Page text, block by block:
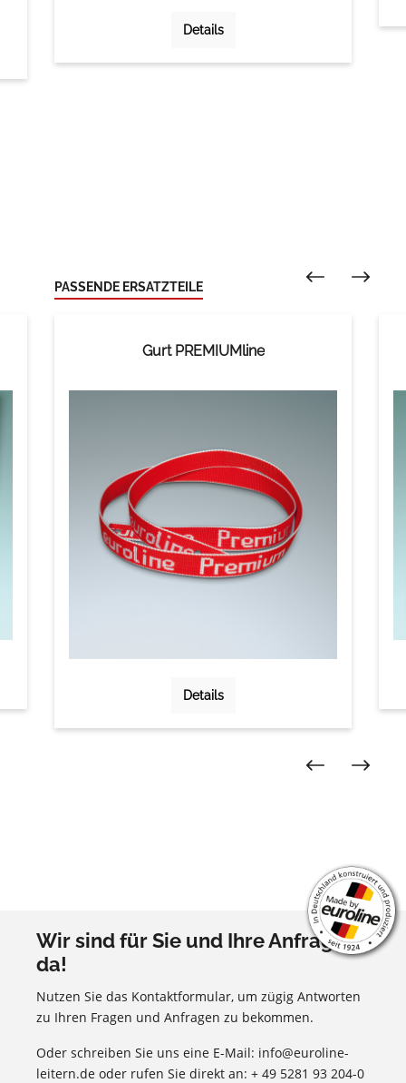
Details
PASSENDE ERSATZTEILE
Gurt PREMIUMline
Details
Wir sind für Sie und Ihre Anfragen
da!
Nutzen Sie das Kontaktformular, um zügig Antworten
zu Ihren Fragen und Anfragen zu bekommen.
Oder schreiben Sie uns eine E-Mail: info@euroline-
leitern.de oder rufen Sie direkt an: + 49 5281 93 204-0